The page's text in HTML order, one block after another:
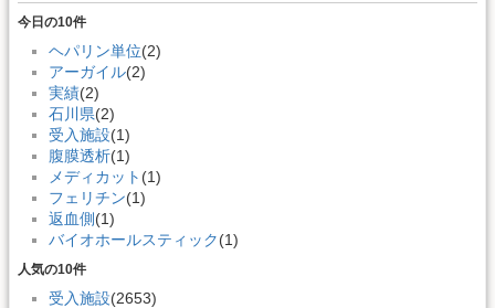
今日の10件
ヘパリン単位(2)
アーガイル(2)
実績(2)
石川県(2)
受入施設(1)
腹膜透析(1)
メディカット (1)
フェリチン(1)
返血側(1)
バイオホールスティック(1)
人気の10件
受入施設(2653)